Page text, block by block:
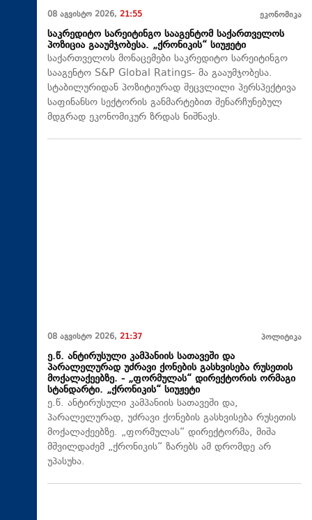
08 აგვისტო 2026, 21:55 ეკონომიკა
საკრედიტო სარეიტინგო სააგენტომ საქართველოს
პოზიცია გააუმჯობესა. „ქრონიკის“ სიუჟეტი
საქართველოს მონაცემები საკრედიტო სარეიტინგო
სააგენტო S&P Global Ratings- მა გააუმჯობესა.
სტაბილურიდან პოზიტიურად შეცვლილი პერსპექტივა
საფინანსო სექტორის განმარტებით შენარჩუნებულ
მდგრად ეკონომიკურ ზრდას ნიშნავს.
08 აგვისტო 2026, 21:37 პოლიტიკა
ე.წ. ანტირუსული კამპანიის სათავეში და
პარალელურად უძრავი ქონების გასხვისება რუსეთის
მოქალაქეებზე. - „ფორმულას“ დირექტორის ორმაგი
სტანდარტი. „ქრონიკის“ სიუჟეტი
ე.წ. ანტირუსული კამპანიის სათავეში და,
პარალელურად, უძრავი ქონების გასხვისება რუსეთის
მოქალაქეებზე. „ფორმულას“ დირექტორმა, მიშა
მშვილდაძემ „ქრონიკის“ ზარებს ამ დრომდე არ
უპასუხა.